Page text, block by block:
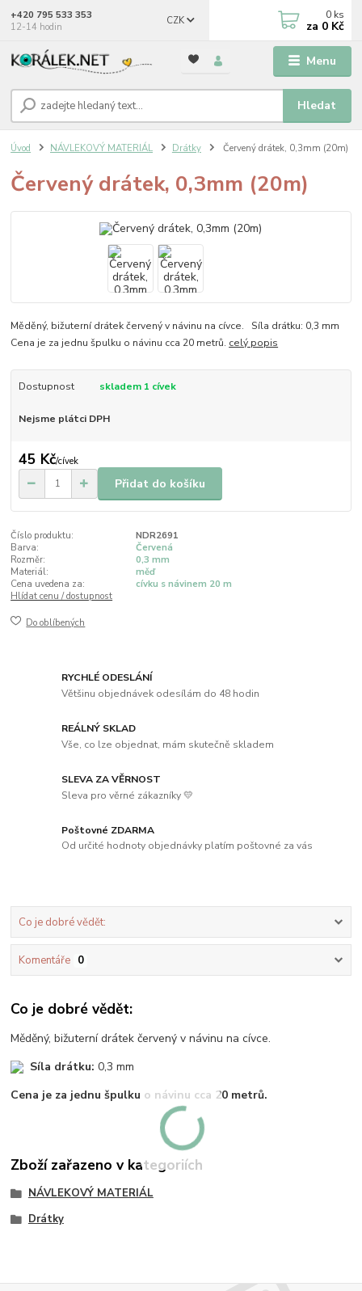
Menu
CZK
Hledat
+420 795 533 353
12-14 hodin
0 ks
za 0 Kč
Úvod NÁVLEKOVÝ MATERIÁL Drátky Červený drátek, 0,3mm (20m)
Červený drátek, 0,3mm (20m)
Měděný, bižuterní drátek červený v návinu na cívce. Síla drátku: 0,3 mm
Cena je za jednu špulku o návinu cca 20 metrů. celý popis
Dostupnost skladem 1 cívek
Nejsme plátci DPH
45 Kč/cívek
Přidat do košíku
Číslo produktu:
NDR2691
Barva:
Červená
Rozměr:
0,3 mm
Materiál:
měď
Cena uvedena za:
cívku s návinem 20 m
Hlídat cenu / dostupnost
Do oblíbených
RYCHLÉ ODESLÁNÍ
Většinu objednávek odesílám do 48 hodin
REÁLNÝ SKLAD
Vše, co lze objednat, mám skutečně skladem
SLEVA ZA VĚRNOST
Sleva pro věrné zákazníky 💛
Poštovné ZDARMA
Od určité hodnoty objednávky platím poštovné za vás
Co je dobré vědět:
Komentáře 0
Co je dobré vědět:
Měděný, bižuterní drátek červený v návinu na cívce.
Síla drátku: 0,3 mm
Cena je za jednu špulku o návinu cca 20 metrů.
Zboží zařazeno v kategoriích
NÁVLEKOVÝ MATERIÁL
Drátky